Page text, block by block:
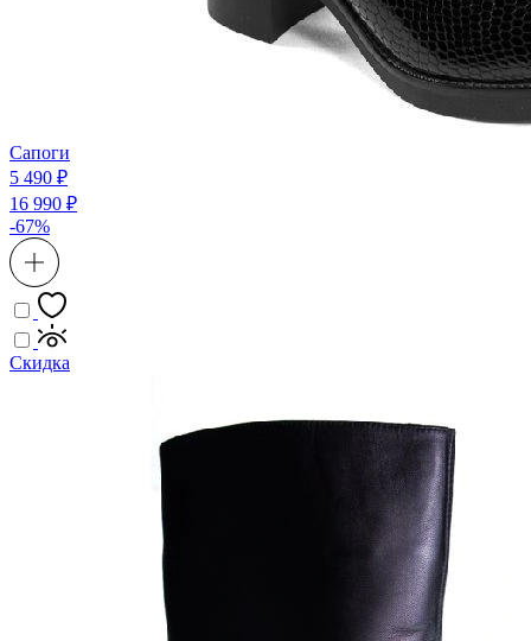
Сапоги
5 490 ₽
16 990 ₽
-67%
Скидка